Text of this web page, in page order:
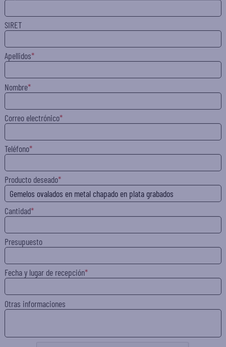
SIRET
Apellidos
Nombre
Correo electrónico
Teléfono
Producto deseado
Cantidad
Presupuesto
Fecha y lugar de recepción
Otras informaciones